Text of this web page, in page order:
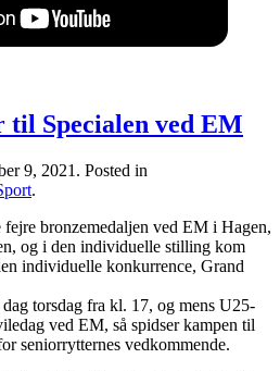
Specialen ved EM
9, 2021 . Posted in
.
bronzemedaljen ved EM i Hagen,
og i den individuelle stilling kom
individuelle konkurrence, Grand
torsdag fra kl. 17, og mens U25-
ved EM, så spidser kampen til
seniorrytternes vedkommende.